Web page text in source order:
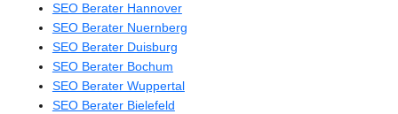
SEO Berater Hannover
SEO Berater Nuernberg
SEO Berater Duisburg
SEO Berater Bochum
SEO Berater Wuppertal
SEO Berater Bielefeld